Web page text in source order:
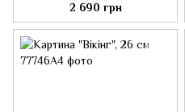
2 690 грн